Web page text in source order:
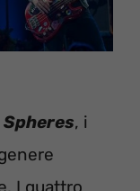
, i
I quattro